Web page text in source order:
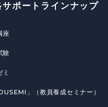
サポートラインナップ
座
験
ミ
」（教員養成セミナー）